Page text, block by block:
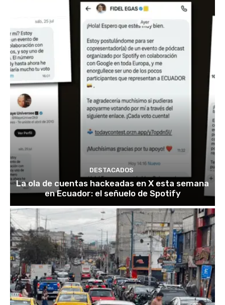
DESTACADOS
La ola de cuentas hackeadas en X esta semana
en Ecuador: el señuelo de Spotify